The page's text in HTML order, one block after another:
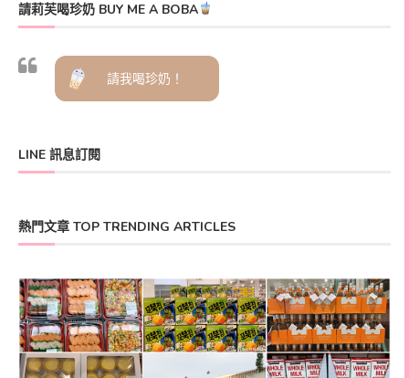
請莉芙喝珍奶 BUY ME A BOBA
請我喝珍奶！
LINE 訊息訂閱
熱門文章 TOP TRENDING ARTICLES